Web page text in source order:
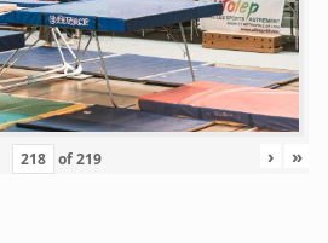
of219 › »